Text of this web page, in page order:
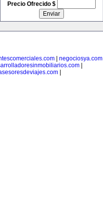
Precio Ofrecido $
negociosya.com
|